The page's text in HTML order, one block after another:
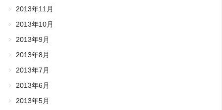
2013年11月
2013年10月
2013年9月
2013年8月
2013年7月
2013年6月
2013年5月